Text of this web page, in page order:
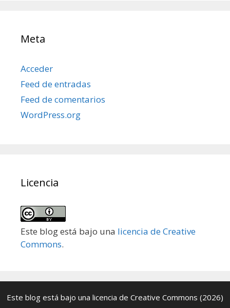
Meta
Acceder
Feed de entradas
Feed de comentarios
WordPress.org
Licencia
Este blog está bajo una licencia de Creative
Commons.
Este blog está bajo una licencia de Creative Commons (2026)